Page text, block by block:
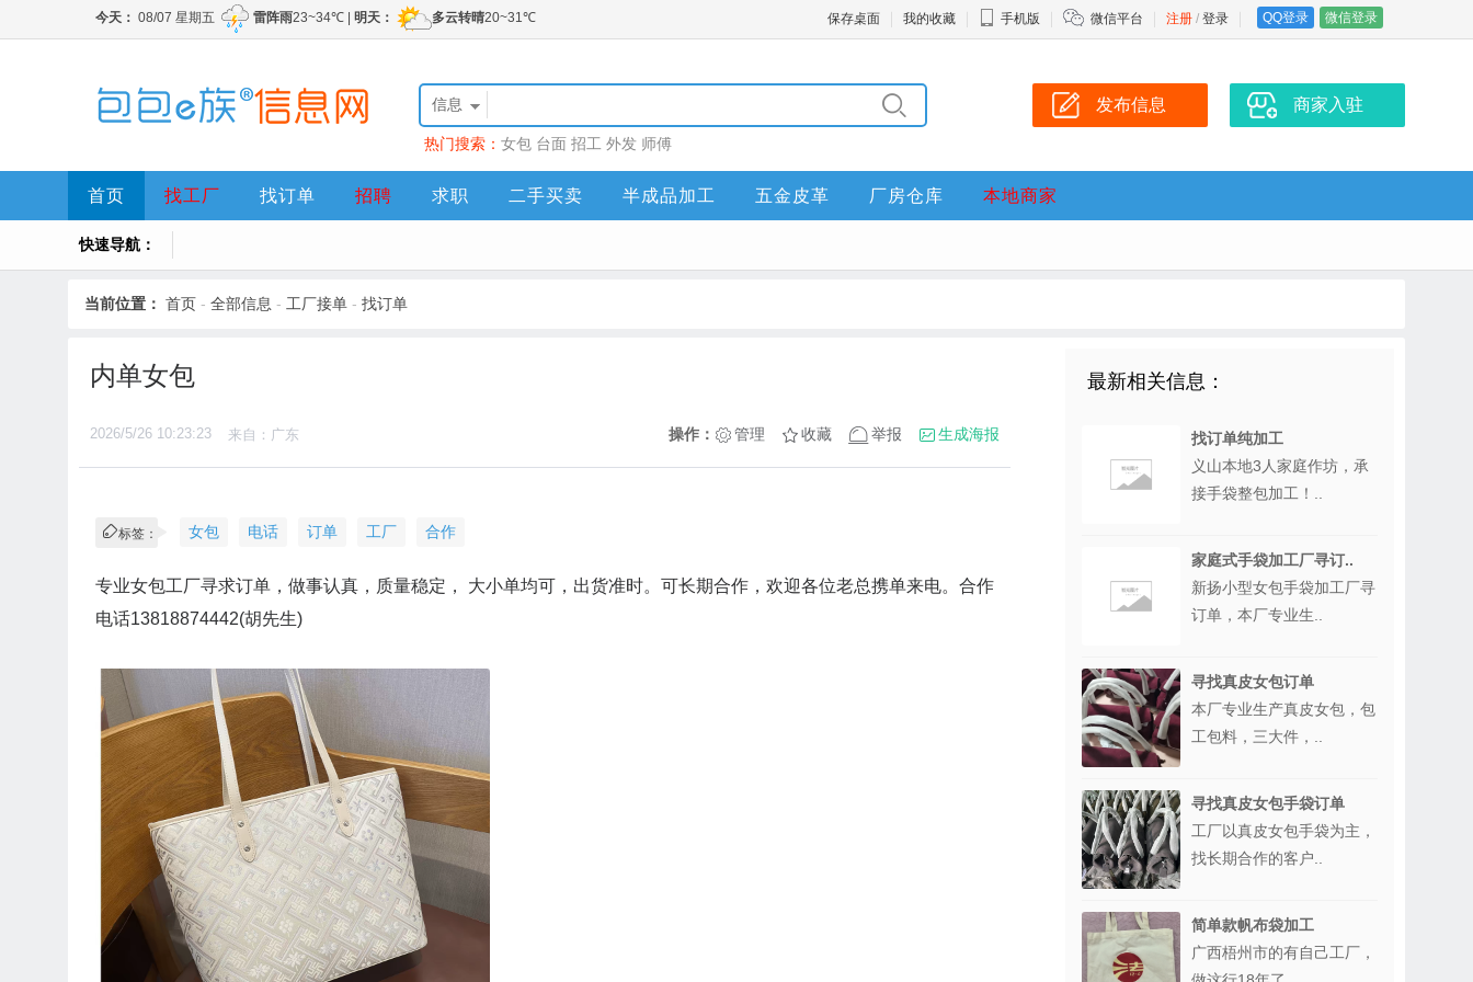
注册 / 登录 QQ登录 微信登录
保存桌面 我的收藏 手机版 微信平台
信息
热门搜索： 女包 台面 招工 外发 师傅
发布信息 商家入驻
首页 找工厂 找订单 招聘 求职 二手买卖 半成品加工 五金皮革 厂房仓库 本地商家
快速导航：
当前位置： 首页 - 全部信息 - 工厂接单 - 找订单
内单女包
2026/5/26 10:23:23 来自：广东 操作： 管理 收藏 举报 生成海报
标签： 女包 电话 订单 工厂 合作
专业女包工厂寻求订单，做事认真，质量稳定， 大小单均可，出货准时。可长期合作，欢迎各位老总携单来电。合作
电话13818874442(胡先生)
最新相关信息：
找订单纯加工
义山本地3人家庭作坊，承
接手袋整包加工！..
家庭式手袋加工厂寻订..
新扬小型女包手袋加工厂寻
订单，本厂专业生..
寻找真皮女包订单
本厂专业生产真皮女包，包
工包料，三大件，..
寻找真皮女包手袋订单
工厂以真皮女包手袋为主，
找长期合作的客户..
简单款帆布袋加工
广西梧州市的有自己工厂，